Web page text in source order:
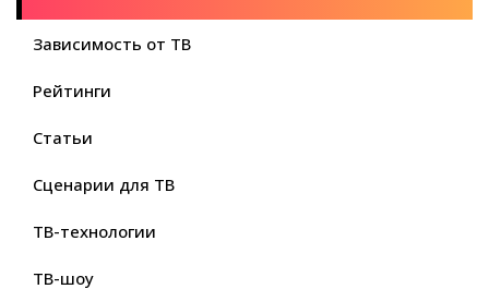
Зависимость от ТВ
Рейтинги
Статьи
Сценарии для ТВ
ТВ-технологии
ТВ-шоу